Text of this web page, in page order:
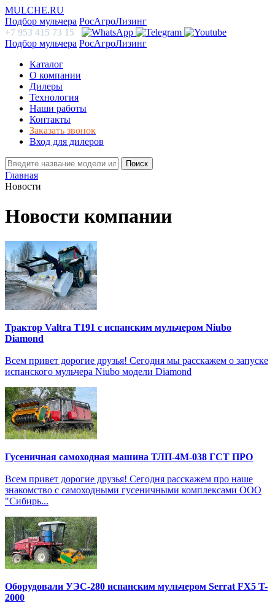
MULCHE.RU
Подбор мульчера РосАгроЛизинг
+7 953 415 73 15
Подбор мульчера РосАгроЛизинг
Каталог
О компании
Дилеры
Технология
Наши работы
Контакты
Заказать звонок
Вход для дилеров
Поиск
Главная
Новости
Новости компании
Трактор Valtra T191 с испанским мульчером Niubo
Diamond
Всем привет дорогие друзья! Сегодня мы расскажем о запуске
испанского мульчера Niubo модели Diamond
Гусеничная самоходная машина ТЛП-4М-038 ГСТ ПРО
Всем привет дорогие друзья! Сегодня расскажем про наше
знакомство с самоходными гусеничными комплексами ООО
"Сибирь...
Оборудовали УЭС-280 испанским мульчером Serrat FX5 T-
2000